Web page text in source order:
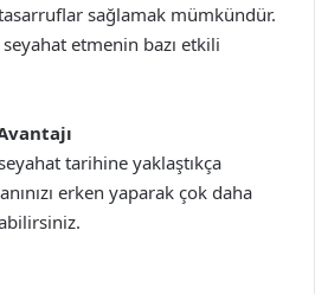
sağlamak mümkündür.
etmenin bazı etkili
tarihine yaklaştıkça
erken yaparak çok daha